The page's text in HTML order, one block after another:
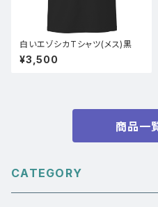
白いエゾシカTシャツ(メス)黒
¥3,500
商品一
CATEGORY